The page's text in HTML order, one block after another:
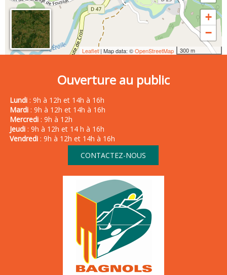
+
−
300 m
Leaflet| Map data: ©OpenStreetMap
Ouverture au public
Lundi: 9h à 12h et 14h à 16h
Mardi: 9h à 12h et 14h à 16h
Mercredi: 9h à 12h
Jeudi: 9h à 12h et 14 h à 16h
Vendredi: 9h à 12h et 14h à 16h
CONTACTEZ-NOUS